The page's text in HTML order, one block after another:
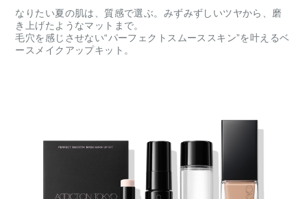
なりたい夏の肌は、質感で選ぶ。みずみずしいツヤから、磨
き上げたようなマットまで。
毛穴を感じさせない“パーフェクトスムーススキン”を叶えるベ
ースメイクアップキット。